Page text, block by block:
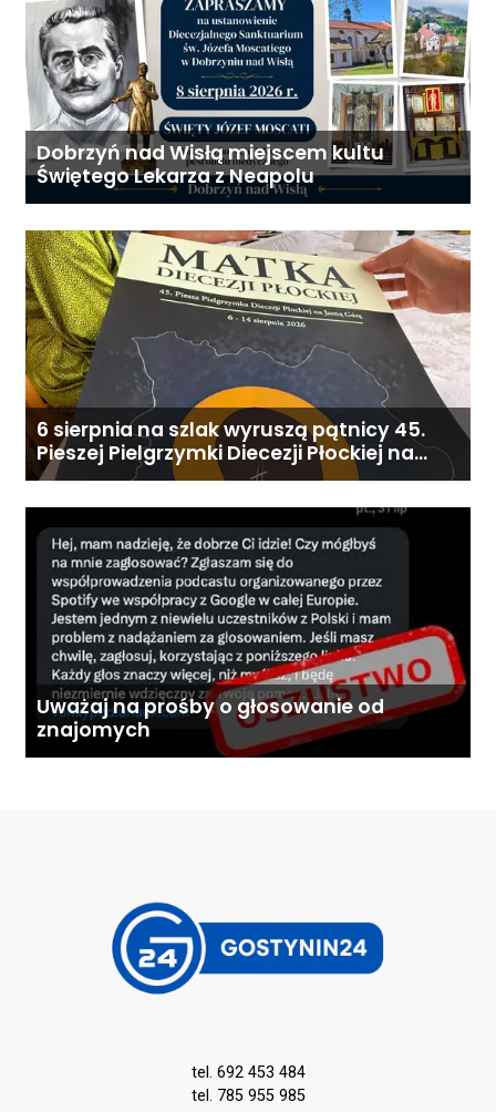
Dobrzyń nad Wisłą miejscem kultu
Świętego Lekarza z Neapolu
6 sierpnia na szlak wyruszą pątnicy 45.
Pieszej Pielgrzymki Diecezji Płockiej na
Jasną Górę
Uważaj na prośby o głosowanie od
znajomych
tel. 692 453 484
tel. 785 955 985